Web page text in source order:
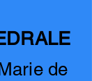
de